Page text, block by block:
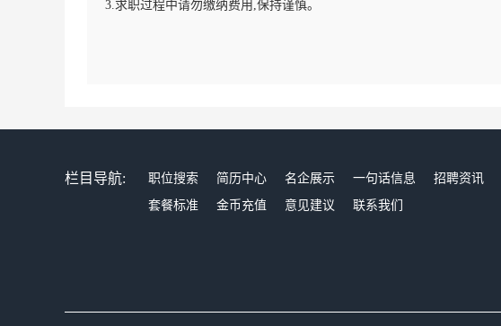
3.求职过程中请勿缴纳费用,保持谨慎。
栏目导航: 职位搜索 简历中心 名企展示 一句话信息 招聘资讯
套餐标准
金币充值 意见建议 联系我们